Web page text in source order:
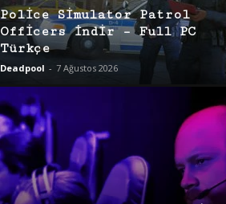
Police Simulator Patrol
Officers İndir – Full PC
Türkçe
Deadpool - 7 Ağustos 2026